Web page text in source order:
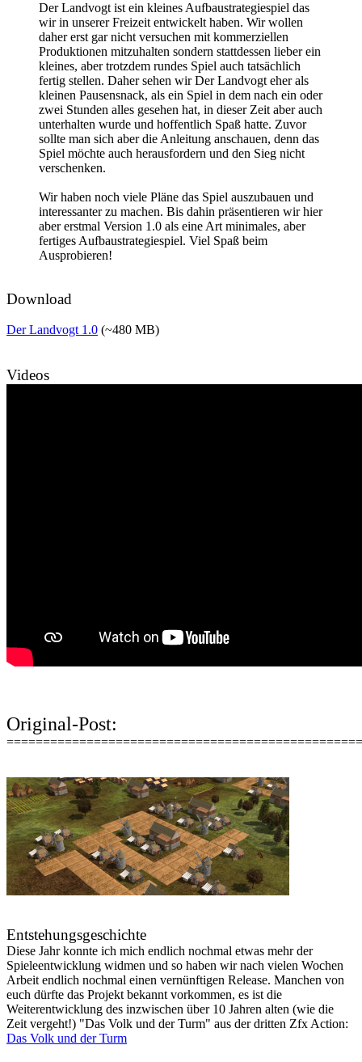
Der Landvogt ist ein kleines Aufbaustrategiespiel das
wir in unserer Freizeit entwickelt haben. Wir wollen
daher erst gar nicht versuchen mit kommerziellen
Produktionen mitzuhalten sondern stattdessen lieber ein
kleines, aber trotzdem rundes Spiel auch tatsächlich
fertig stellen. Daher sehen wir Der Landvogt eher als
kleinen Pausensnack, als ein Spiel in dem nach ein oder
zwei Stunden alles gesehen hat, in dieser Zeit aber auch
unterhalten wurde und hoffentlich Spaß hatte. Zuvor
sollte man sich aber die Anleitung anschauen, denn das
Spiel möchte auch herausfordern und den Sieg nicht
verschenken.
Wir haben noch viele Pläne das Spiel auszubauen und
interessanter zu machen. Bis dahin präsentieren wir hier
aber erstmal Version 1.0 als eine Art minimales, aber
fertiges Aufbaustrategiespiel. Viel Spaß beim
Ausprobieren!
Download
Der Landvogt 1.0 (~480 MB)
Videos
Original-Post:
Entstehungsgeschichte
Diese Jahr konnte ich mich endlich nochmal etwas mehr der
Spieleentwicklung widmen und so haben wir nach vielen Wochen
Arbeit endlich nochmal einen vernünftigen Release. Manchen von
euch dürfte das Projekt bekannt vorkommen, es ist die
Weiterentwicklung des inzwischen über 10 Jahren alten (wie die
Zeit vergeht!) "Das Volk und der Turm" aus der dritten Zfx Action:
Das Volk und der Turm